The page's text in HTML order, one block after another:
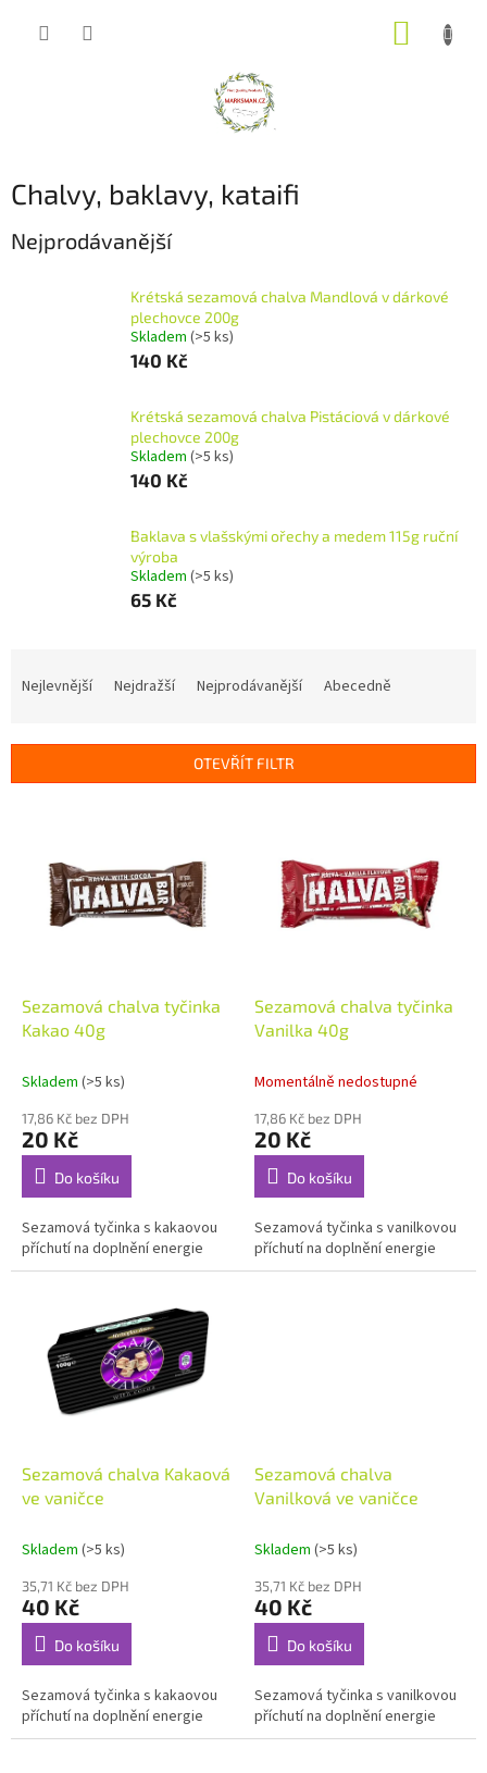
Chalvy, baklavy, kataifi
Nejprodávanější
Krétská sezamová chalva Mandlová v dárkové
plechovce 200g
Skladem (>5 ks)
140 Kč
Krétská sezamová chalva Pistáciová v dárkové
plechovce 200g
Skladem (>5 ks)
140 Kč
Baklava s vlašskými ořechy a medem 115g ruční
výroba
Skladem (>5 ks)
65 Kč
í
Nejlevnější Nejdražší Nejprodávanější Abecedně
OTEVŘÍT FILTR
Sezamová chalva tyčinka
Kakao 40g
Skladem (>5 ks)
17,86 Kč bez DPH
20 Kč
Do košíku
Sezamová tyčinka s kakaovou
příchutí na doplnění energie
Sezamová chalva tyčinka
Vanilka 40g
Momentálně nedostupné
17,86 Kč bez DPH
20 Kč
Do košíku
Sezamová tyčinka s vanilkovou
příchutí na doplnění energie
Sezamová chalva Kakaová
ve vaničce
Skladem (>5 ks)
35,71 Kč bez DPH
40 Kč
Do košíku
Sezamová tyčinka s kakaovou
příchutí na doplnění energie
Sezamová chalva
Vanilková ve vaničce
Skladem (>5 ks)
35,71 Kč bez DPH
40 Kč
Do košíku
Sezamová tyčinka s vanilkovou
příchutí na doplnění energie